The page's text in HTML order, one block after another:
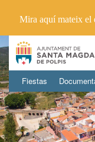
Fiestas
Mira aquí mateix el